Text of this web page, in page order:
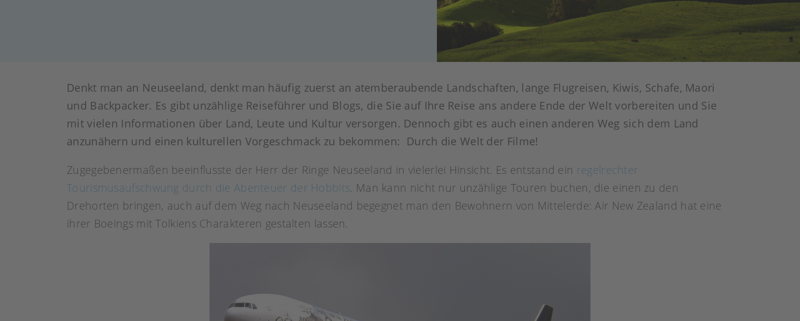
Denkt man an Neuseeland, denkt man häufig zuerst an atemberaubende Landschaften, lange Flugreisen, Kiwis, Schafe, Maori
und Backpacker. Es gibt unzählige Reiseführer und Blogs, die Sie auf Ihre Reise ans andere Ende der Welt vorbereiten und Sie
mit vielen Informationen über Land, Leute und Kultur versorgen. Dennoch gibt es auch einen anderen Weg sich dem Land
anzunähern und einen kulturellen Vorgeschmack zu bekommen: Durch die Welt der Filme!
Zugegebenermaßen beeinflusste der Herr der Ringe Neuseeland in vielerlei Hinsicht. Es entstand ein regelrechter
Tourismusaufschwung durch die Abenteuer der Hobbits. Man kann nicht nur unzählige Touren buchen, die einen zu den
Drehorten bringen, auch auf dem Weg nach Neuseeland begegnet man den Bewohnern von Mittelerde: Air New Zealand hat eine
ihrer Boeings mit Tolkiens Charakteren gestalten lassen.